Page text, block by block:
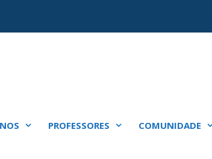
PROFESSORES COMUNIDADE